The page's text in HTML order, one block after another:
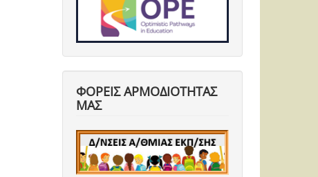
ΦΟΡΕΙΣ ΑΡΜΟΔΙΟΤΗΤΑΣ
ΜΑΣ